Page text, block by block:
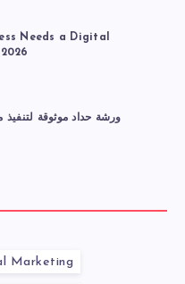
Needs a Digital
ورشة حداد موثوقة لتنفيذ
Marketing